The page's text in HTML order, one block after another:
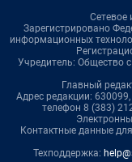
Зарегистрировано
информационных
Учредитель: Общество
Главный
Адрес редакции:
телефон 8 (383)
Контактные данные
Техподдержка: